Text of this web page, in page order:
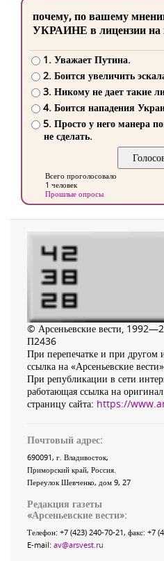
почему, по вашему
УКРАИНЕ в лицензии на
1. Уважает Путина.
2. Боится увеличить
3. Никому не дает такие
4. Боится нападения
5. Просто у него манера
не сделать.
Всего проголосовало
1 человек
Прошлые опросы
© Арсеньевские вести,
П2436
При перепечатке и при другом
ссылка на «Арсеньевские
При републикации в сети
работающая ссылка на
страницу сайта: https://
Почтовый адрес:
690091, г. Владивосток,
Приморский край, Россия
Переулок Шевченко, дом 9, 27
Редакция газеты
«Арсеньевские вести»:
Телефон: +7 (423) 240-70-21, факс: +7
E-mail: av@arsvest.ru